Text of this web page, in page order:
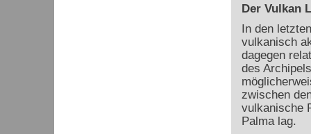
Der Vulkan
In den
vulkanisch
dagegen
des
zwischen
vulkanische
Palma lag.